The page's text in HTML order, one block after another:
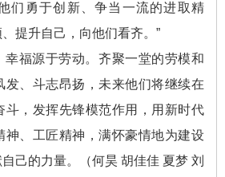
们勇于创新、争当一流的进取精
提升自己，向他们看齐。”
幸福源于劳动。齐聚一堂的劳模和
发、斗志昂扬，未来他们将继续在
斗，发挥先锋模范作用，用新时代
神、工匠精神，满怀豪情地为建设
己的力量。（何昊 胡佳佳 夏梦 刘